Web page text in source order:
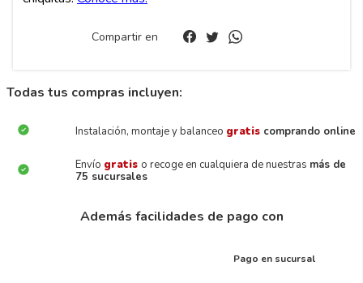
Compartir en
Todas tus compras incluyen:
Instalación, montaje y balanceo gratis comprando online
Envío gratis o recoge en cualquiera de nuestras más de
75 sucursales
Además facilidades de pago con
Pago en sucursal